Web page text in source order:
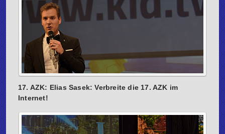
17. AZK: Elias Sasek: Verbreite die 17. AZK im
Internet!